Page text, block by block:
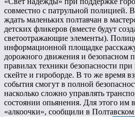
совместно с патрульной полицией.
ждать маленьких полтавчан в
детских фликеров (вместе будут
светоотражающие элементы).
информационной площадке
дорожного движения и безопасном
правилах техники безопасности
скейте и гироборде. В то же время
события смогут в полной
насколько сложно управлять
состоянии опьянения. Для этого им
«алкоочки», сообщили в Полтавском